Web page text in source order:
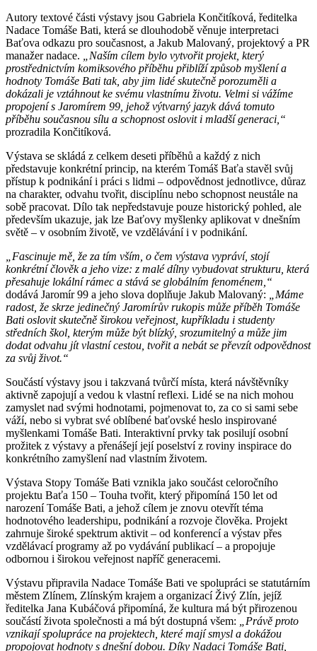
Autory textové části výstavy jsou Gabriela Končitíková, ředitelka
Nadace Tomáše Bati, která se dlouhodobě věnuje interpretaci
Baťova odkazu pro současnost, a Jakub Malovaný, projektový a PR
manažer nadace.
„Naším cílem bylo vytvořit projekt, který
prostřednictvím komiksového příběhu přiblíží způsob myšlení a
hodnoty Tomáše Bati tak, aby jim lidé skutečně porozuměli a
dokázali je vztáhnout ke svému vlastnímu životu. Velmi si vážíme
propojení s Jaromírem 99, jehož výtvarný jazyk dává tomuto
příběhu současnou sílu a schopnost oslovit i mladší generaci,“
prozradila Končitíková.
Výstava se skládá z celkem deseti příběhů a každý z nich
představuje konkrétní princip, na kterém Tomáš Baťa stavěl svůj
přístup k podnikání i práci s lidmi – odpovědnost jednotlivce, důraz
na charakter, odvahu tvořit, disciplínu nebo schopnost neustále na
sobě pracovat. Dílo tak nepředstavuje pouze historický pohled, ale
především ukazuje, jak lze Baťovy myšlenky aplikovat v dnešním
světě – v osobním životě, ve vzdělávání i v podnikání.
„Fascinuje mě, že za tím vším, o čem výstava vypráví, stojí
konkrétní člověk a jeho vize: z malé dílny vybudovat strukturu, která
přesahuje lokální rámec a stává se globálním fenoménem,“
dodává Jaromír 99 a jeho slova doplňuje Jakub Malovaný:
„Máme
radost, že skrze jedinečný Jaromírův rukopis může příběh Tomáše
Bati oslovit skutečně širokou veřejnost, kupříkladu i studenty
středních škol, kterým může být blízký, srozumitelný a může jim
dodat odvahu jít vlastní cestou, tvořit a nebát se převzít odpovědnost
za svůj život.“
Součástí výstavy jsou i takzvaná tvůrčí místa, která návštěvníky
aktivně zapojují a vedou k vlastní reflexi. Lidé se na nich mohou
zamyslet nad svými hodnotami, pojmenovat to, za co si sami sebe
váží, nebo si vybrat své oblíbené baťovské heslo inspirované
myšlenkami Tomáše Bati. Interaktivní prvky tak posilují osobní
prožitek z výstavy a přenášejí její poselství z roviny inspirace do
konkrétního zamyšlení nad vlastním životem.
Výstava Stopy Tomáše Bati vznikla jako součást celoročního
projektu Baťa 150 – Touha tvořit, který připomíná 150 let od
narození Tomáše Bati, a jehož cílem je znovu otevřít téma
hodnotového leadershipu, podnikání a rozvoje člověka. Projekt
zahrnuje široké spektrum aktivit – od konferencí a výstav přes
vzdělávací programy až po vydávání publikací – a propojuje
odbornou i širokou veřejnost napříč generacemi.
Výstavu připravila Nadace Tomáše Bati ve spolupráci se statutárním
městem Zlínem, Zlínským krajem a organizací Živý Zlín, jejíž
ředitelka Jana Kubáčová připomíná, že kultura má být přirozenou
součástí života společnosti a má být dostupná všem:
„Právě proto
vznikajíspolupráce na projektech, které mají smysl a dokážou
propojovat hodnoty s dnešní dobou. Díky Nadaci Tomáše Bati,